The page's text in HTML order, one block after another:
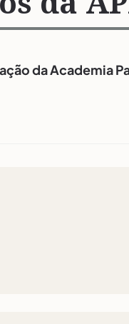
da Academia